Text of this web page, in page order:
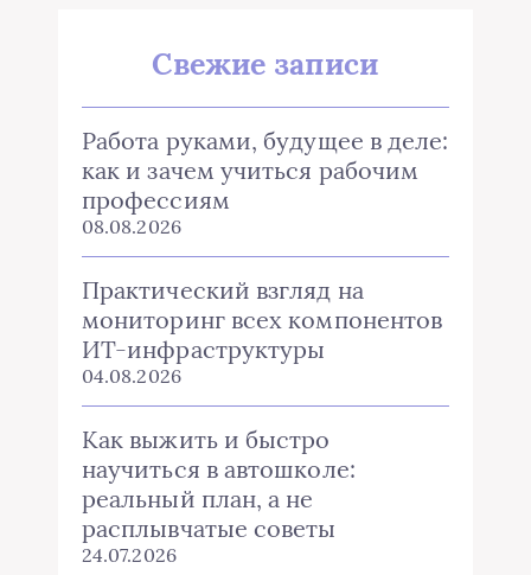
Свежие записи
Работа руками, будущее в деле:
как и зачем учиться рабочим
профессиям
08.08.2026
Практический взгляд на
мониторинг всех компонентов
ИТ-инфраструктуры
04.08.2026
Как выжить и быстро
научиться в автошколе:
реальный план, а не
расплывчатые советы
24.07.2026